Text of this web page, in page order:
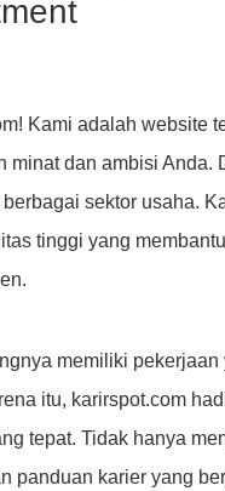
Kami adalah website
minat dan ambisi Anda.
sektor usaha.
tinggi yang
memiliki
itu, karirspot.com
tepat. Tidak hanya
panduan karier yang